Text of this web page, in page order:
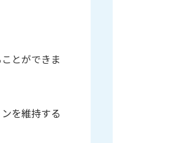
とができま
を維持する